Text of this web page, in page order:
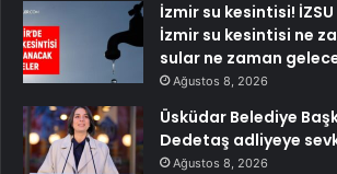
İzmir su kesintisi!
İzmir su kesintisi ne
sular ne zaman
Ağustos 8, 2026
Üsküdar Belediye
Dedetaş adliyeye
Ağustos 8, 2026